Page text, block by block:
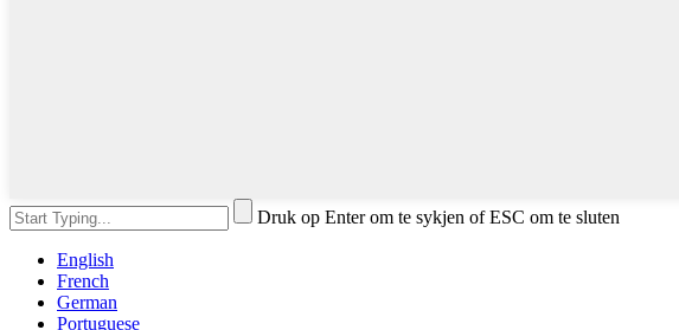
Druk op Enter om te sykjen of ESC om te sluten
English
French
German
Portuguese